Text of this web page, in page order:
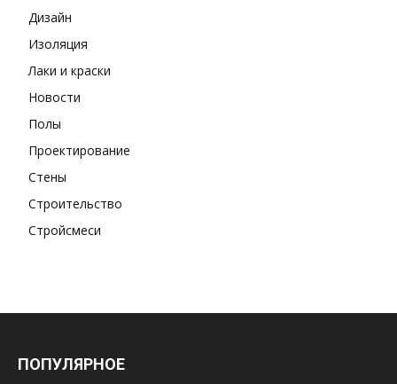
Дизайн
Изоляция
Лаки и краски
Новости
Полы
Проектирование
Стены
Строительство
Стройсмеси
ПОПУЛЯРНОЕ